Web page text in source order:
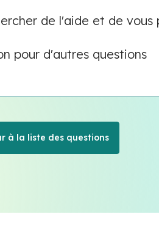
de l'aide et de vous
pour d'autres questions
à la liste des questions